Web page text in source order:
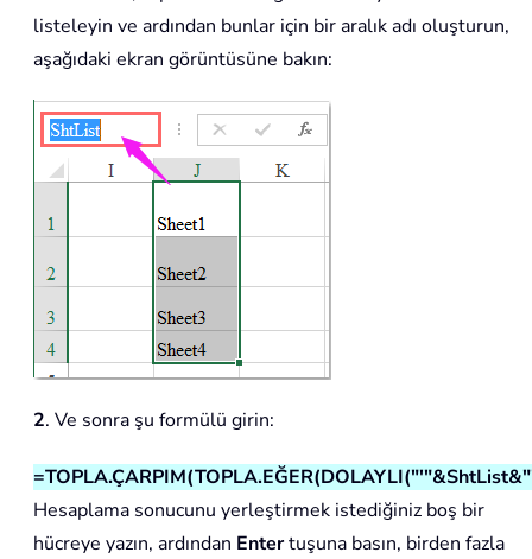
listeleyin ve ardından bunlar için bir aralık adı oluşturun,
aşağıdaki ekran görüntüsüne bakın:
2. Ve sonra şu formülü girin:
Hesaplama sonucunu yerleştirmek istediğiniz boş bir
hücreye yazın, ardından Entertuşuna basın, birden fazla